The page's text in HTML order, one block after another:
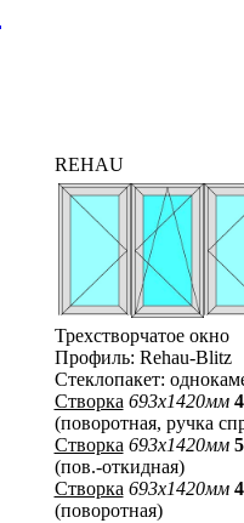
REHAU
Трехстворчатое окно
Профиль: Rehau-Blitz
Стеклопакет:
Створка 693x1420мм
(поворотная, ручка
Створка 693x1420мм
(пов.-откидная)
Створка 693x1420мм
(поворотная)